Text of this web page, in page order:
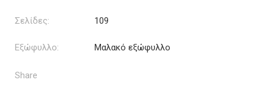
Σελίδες: 109
Εξώφυλλο: Μαλακό εξώφυλλο
Share